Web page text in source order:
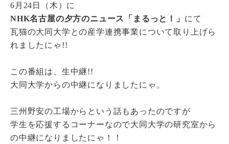
6月24日（木）に
NHK名古屋の夕方のニュース「まるっと！」 にて
瓦猫の大同大学との産学連携事業について取り上げら
れましたにゃ!!
この番組は、生中継!!
大同大学からの中継になりましたにゃ。
三州野安の工場からという話もあったのですが
学生を応援するコーナーなので大同大学の研究室から
の中継になりましたにゃ！！